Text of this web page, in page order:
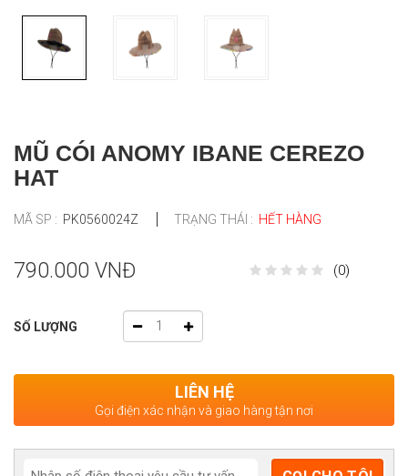
MŨ CÓI ANOMY IBANE CEREZO
HAT
MÃ SP : PK0560024Z TRẠNG THÁI : HẾT HÀNG
790.000 VNĐ (0)
SỐ LƯỢNG
LIÊN HỆ
Gọi điện xác nhận và giao hàng tận nơi